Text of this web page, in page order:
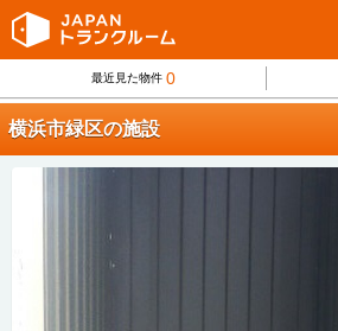
最近見た物件 0
横浜市緑区の施設